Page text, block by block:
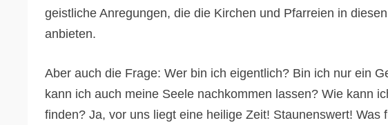
geistliche Anregungen, die die Kirchen und Pfarreien in
anbieten.
Aber auch die Frage: Wer bin ich eigentlich? Bin ich nur ein
kann ich auch meine Seele nachkommen lassen? Wie kann
finden? Ja, vor uns liegt eine heilige Zeit! Staunenswert! Was